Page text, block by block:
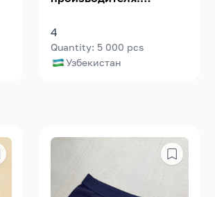
пряжа.Берём
заказы.Минимальное
кол-во 500шт.
4
Quantity: 5 000 pcs
Узбекистан